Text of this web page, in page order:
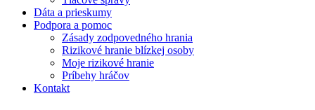
Dáta a prieskumy
Podpora a pomoc
Zásady zodpovedného hrania
Rizikové hranie blízkej osoby
Moje rizikové hranie
Príbehy hráčov
Kontakt